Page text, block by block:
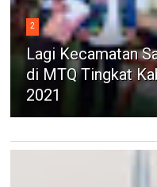
2
Lagi Kecamatan
di MTQ Tingkat
2021